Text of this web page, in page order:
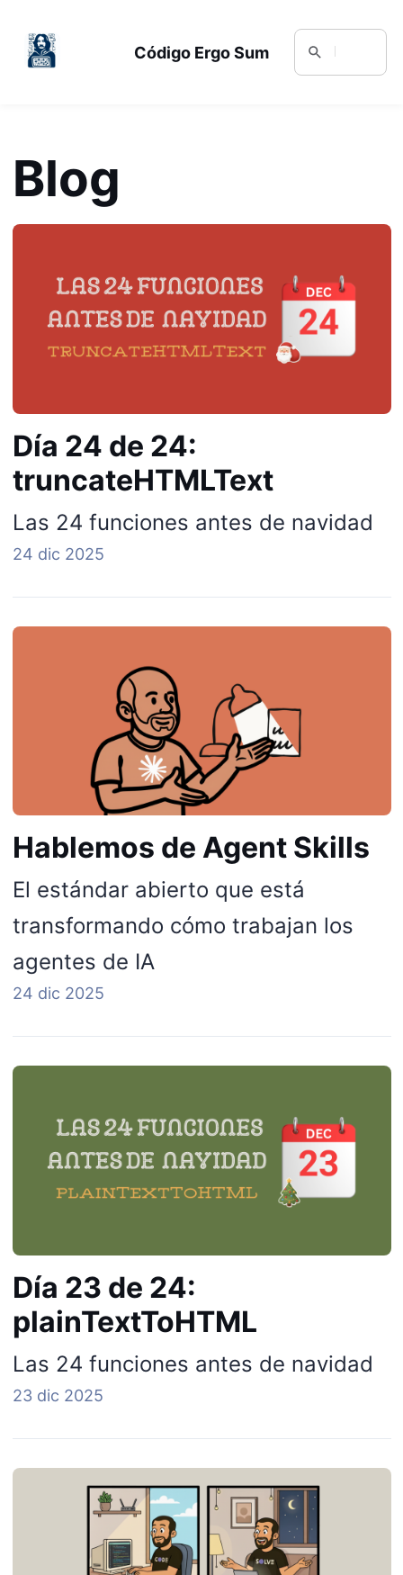
Código Ergo Sum
Blog
Día 24 de 24:
truncateHTMLText
Las 24 funciones antes de navidad
24 dic 2025
Hablemos de Agent Skills
El estándar abierto que está
transformando cómo trabajan los
agentes de IA
24 dic 2025
Día 23 de 24:
plainTextToHTML
Las 24 funciones antes de navidad
23 dic 2025